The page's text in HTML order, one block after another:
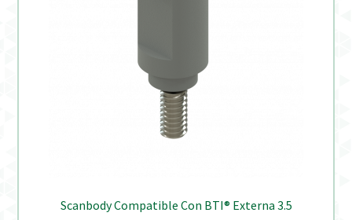
Scanbody Compatible Con BTI® Externa 3.5